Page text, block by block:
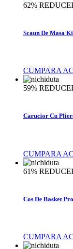
62%
Scaun De Masa
CUMPARA
59%
Carucior Cu
CUMPARA
61%
Cos De Basket
CUMPARA